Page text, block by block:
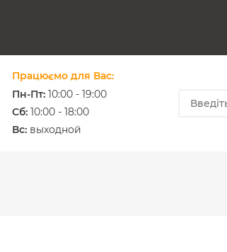
Працюємо для Вас:
Пн-Пт: 10:00 - 19:00
Cб: 10:00 - 18:00
Вс: выходной